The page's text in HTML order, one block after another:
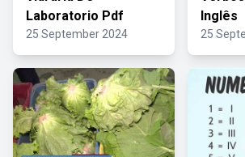
Laboratorio Pdf
25 September 2024
Inglês
25